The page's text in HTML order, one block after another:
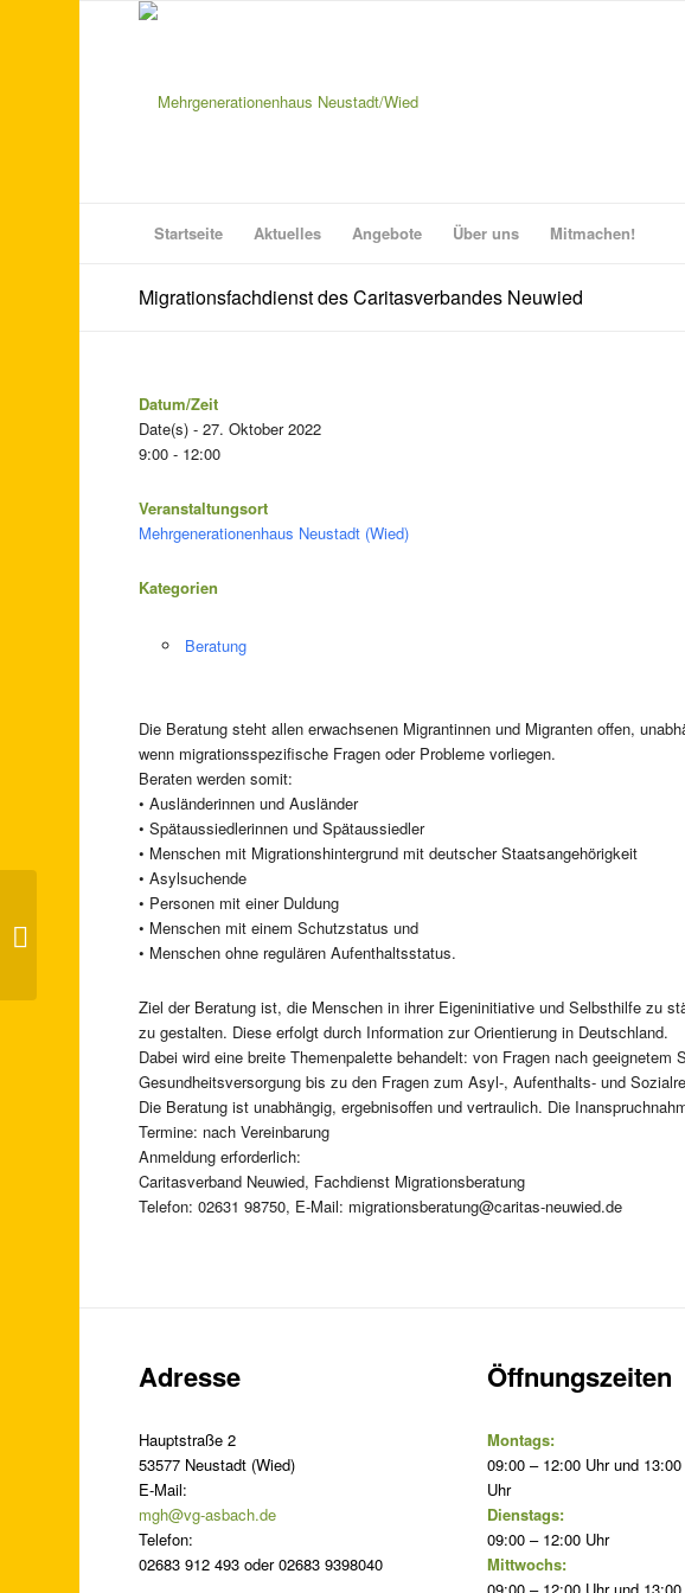
Startseite Aktuelles Angebote Über uns Mitmachen!
Migrationsfachdienst des Caritasverbandes Neuwied
Datum/Zeit
Date(s) - 27. Oktober 2022
9:00 - 12:00
Veranstaltungsort
Mehrgenerationenhaus Neustadt (Wied)
Kategorien
Beratung
Die Beratung steht allen erwachsenen Migrantinnen und Migranten offen,
wenn migrationsspezifische Fragen oder Probleme vorliegen.
Beraten werden somit:
• Ausländerinnen und Ausländer
• Spätaussiedlerinnen und Spätaussiedler
• Menschen mit Migrationshintergrund mit deutscher Staatsangehörigkeit
• Asylsuchende
• Personen mit einer Duldung
• Menschen mit einem Schutzstatus und
• Menschen ohne regulären Aufenthaltsstatus.
Ziel der Beratung ist, die Menschen in ihrer Eigeninitiative und Selbsthilfe zu
zu gestalten. Diese erfolgt durch Information zur Orientierung in Deutschland.
Dabei wird eine breite Themenpalette behandelt: von Fragen nach
Gesundheitsversorgung bis zu den Fragen zum Asyl-, Aufenthalts- und
Die Beratung ist unabhängig, ergebnisoffen und vertraulich. Die
Termine: nach Vereinbarung
Anmeldung erforderlich:
Caritasverband Neuwied, Fachdienst Migrationsberatung
Telefon: 02631 98750, E-Mail: migrationsberatung@caritas-neuwied.de
Adresse
Hauptstraße 2
53577 Neustadt (Wied)
E-Mail:
mgh@vg-asbach.de
Telefon:
02683 912 493 oder 02683 9398040
Öffnungszeiten
Montags:
09:00 – 12:00 Uhr und
Uhr
Dienstags:
09:00 – 12:00 Uhr
Mittwochs:
Häppchenweise Deutsch